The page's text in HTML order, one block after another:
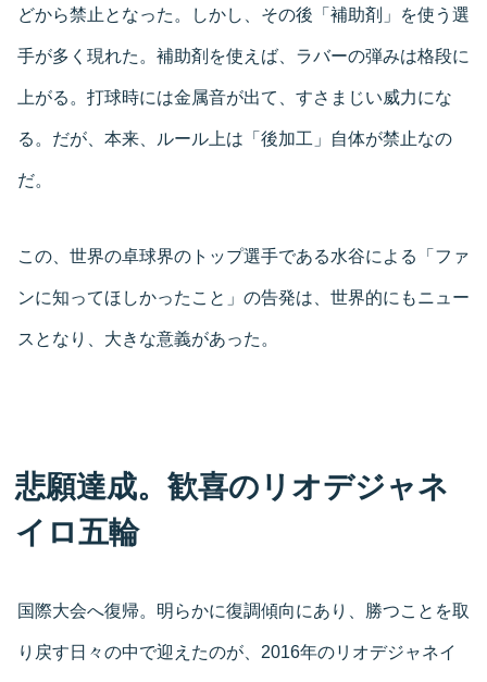
どから禁止となった。しかし、その後「補助剤」を使う選
手が多く現れた。補助剤を使えば、ラバーの弾みは格段に
上がる。打球時には金属音が出て、すさまじい威力にな
る。だが、本来、ルール上は「後加工」自体が禁止なの
だ。
この、世界の卓球界のトップ選手である水谷による「ファ
ンに知ってほしかったこと」の告発は、世界的にもニュー
スとなり、大きな意義があった。
悲願達成。歓喜のリオデジャネ
イロ五輪
国際大会へ復帰。明らかに復調傾向にあり、勝つことを取
り戻す日々の中で迎えたのが、2016年のリオデジャネイ